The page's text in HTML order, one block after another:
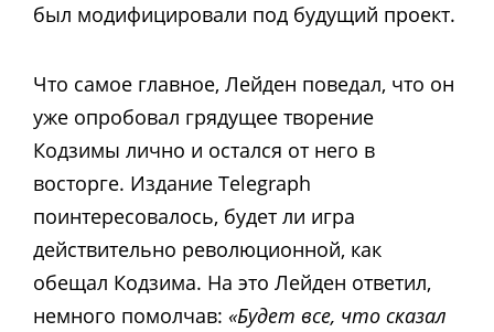
был модифицировали под будущий проект.
Что самое главное, Лейден поведал, что он
уже опробовал грядущее творение
Кодзимы лично и остался от него в
восторге. Издание Telegraph
поинтересовалось, будет ли игра
действительно революционной, как
обещал Кодзима. На это Лейден ответил,
немного помолчав: «Будет все, что сказал